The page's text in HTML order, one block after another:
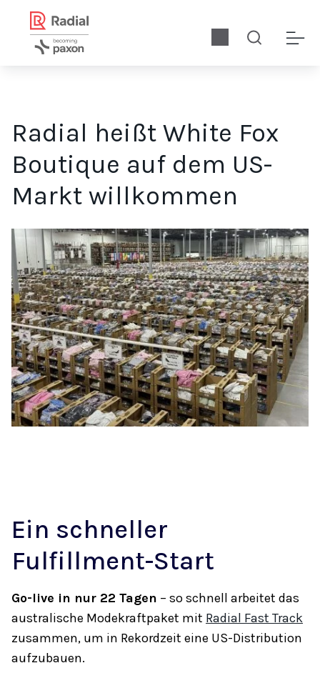
Radial heißt White Fox
Boutique auf dem US-
Markt willkommen
White Fox ging eine Partnerschaft mit Radial ein, um hohe
Ein schneller
Fulfillment-Start
Go-live in nur 22 Tagen – so schnell arbeitet das
australische Modekraftpaket mit Radial Fast Track
zusammen, um in Rekordzeit eine US-Distribution
aufzubauen.